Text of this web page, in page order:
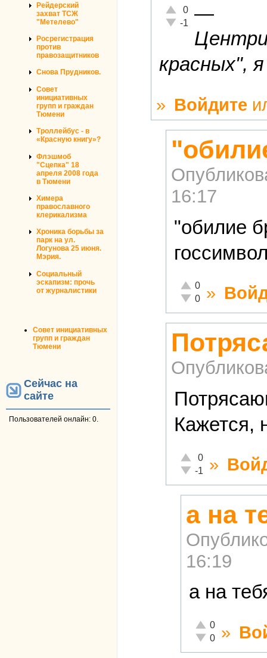
Рейдерский
захват ТСЖ
"Метелево"
Росрегистрация
против
правозащитников
Снова Прудников.
Совет
инициативных
групп и граждан
Тюмени
Троллейбус - в
«Красную книгу»?
Флэшмоб
"Сцепка" 18
апреля 2008 года
в Тюмени
Химера
православного
клерикализма
Хроника борьбы за
парк на ул.
Логунова 25 июня.
Мэрия.
Социальный
эскапизм: прочь
от журналистики
Совет инициативных
групп и граждан
Тюмени
Сейчас на
сайте
Пользователей онлайн: 0.
Отлично!
0
Неадекватно!
-1
—
красных",
» Войдите
16:17
"обилие
Отлично!
0
Неадекватно!
0 »
Кажется,
Отлично!
0
Неадекватно!
-1 »
а на
16:19
а на
Отлично!
0
Неадекватно!
0 »